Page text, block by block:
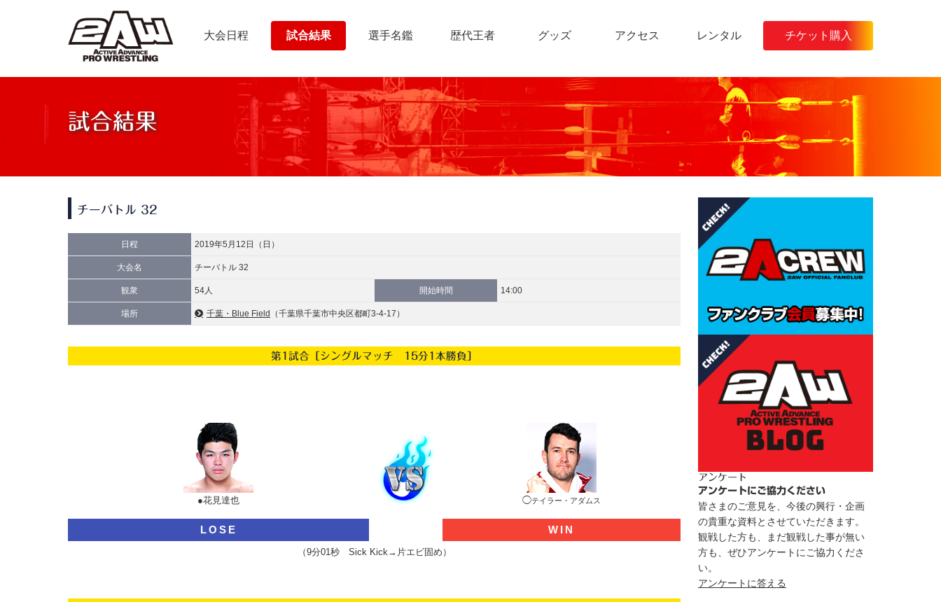
大会日程 試合結果 選手名鑑 歴代王者 グッズ アクセス レンタル チケット購入
試合結果
チーバトル 32
日程 2019年5月12日（日）
大会名 チーバトル 32
観衆 54人 開始時間 14:00
場所 千葉・Blue Field （千葉県千葉市中央区都町3-4-17）
第1試合［シングルマッチ 15分1本勝負］
●花見達也 ◯テイラー・アダムス
LOSE WIN
（9分01秒 Sick Kick→片エビ固め）
アンケート
アンケートにご協力ください
皆さまのご意見を、今後の興行・企画
の貴重な資料とさせていただきます。
観戦した方も、まだ観戦した事が無い
方も、ぜひアンケートにご協力くださ
い。
アンケートに答える